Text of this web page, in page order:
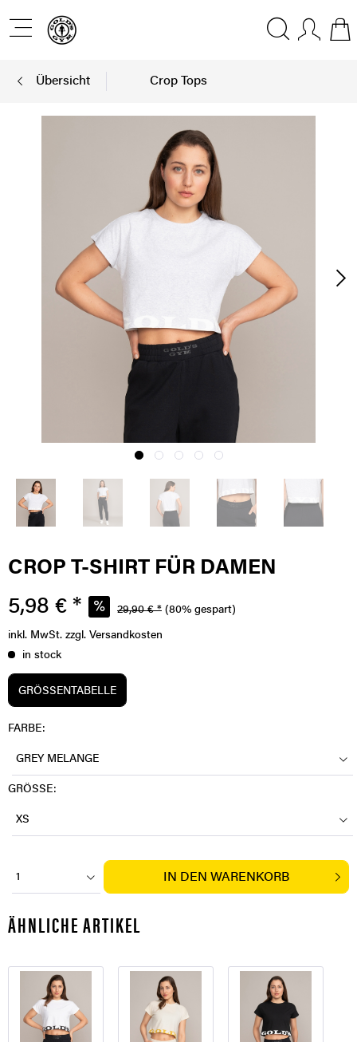
Übersicht Crop Tops
CROP T-SHIRT FÜR DAMEN
5,98 € * 29,90 € * (80% gespart)
inkl. MwSt. zzgl. Versandkosten
in stock
GRÖSSENTABELLE
FARBE:
GREY MELANGE
GRÖSSE:
XS
1 IN DEN WARENKORB
ÄHNLICHE ARTIKEL